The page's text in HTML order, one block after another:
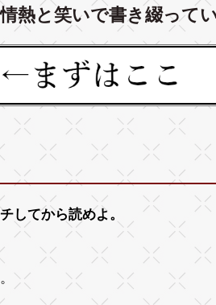
熱と笑いで書き綴って
してから読めよ。